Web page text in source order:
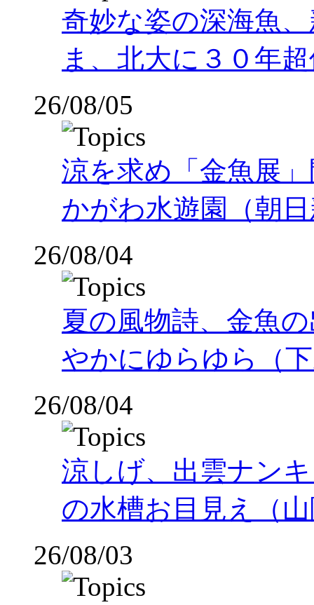
奇妙な姿の深海魚
ま、北大に３０年
26/08/05
涼を求め「金魚展
かがわ水遊園（朝
26/08/04
夏の風物詩、金魚
やかにゆらゆら（
26/08/04
涼しげ、出雲ナン
の水槽お目見え（
26/08/03